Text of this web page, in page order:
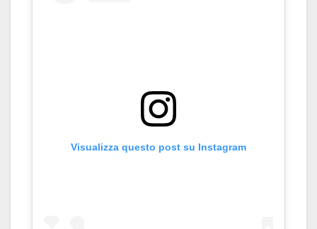
Visualizza questo post su Instagram